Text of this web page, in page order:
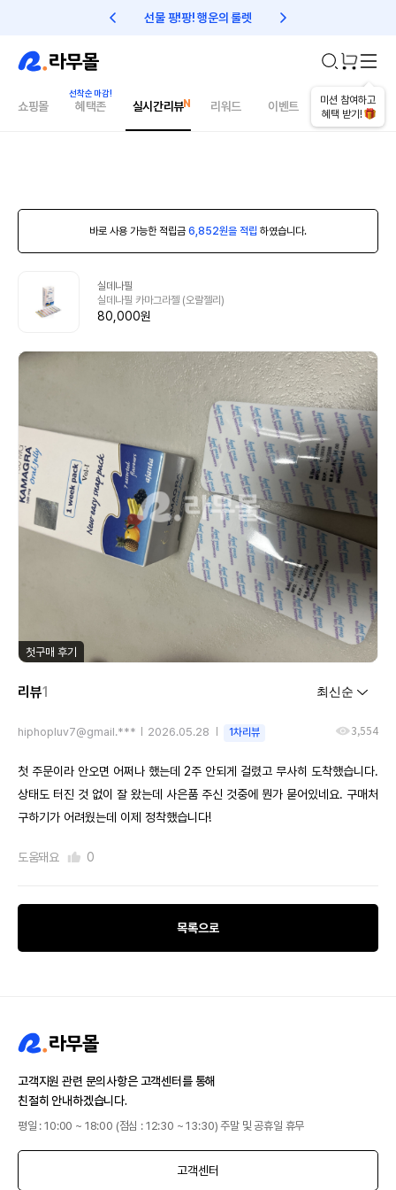
선물 팡!팡! 행운의 룰렛 친구초대 1만원 리워드!
미션 참여하고
혜택 받기!
쇼핑몰 혜택존 실시간리뷰 리워드 이벤트 건강매거진
바로 사용 가능한 적립금 6,852원을 적립 하였습니다.
실데나필
실데나필 카마그라젤 (오랄젤리)
80,000원
첫구매 후기
리뷰1
hiphopluv7@gmail.*** 2026.05.28 1차리뷰 3,554
첫 주문이라 안오면 어쩌나 했는데 2주 안되게 걸렸고 무사히 도착했습니다.
상태도 터진 것 없이 잘 왔는데 사은품 주신 것중에 뭔가 묻어있네요. 구매처
구하기가 어려웠는데 이제 정착했습니다!
도움돼요 0
목록으로
고객지원 관련 문의사항은 고객센터를 통해
친절히 안내하겠습니다.
평일 : 10:00 ~ 18:00 (점심 : 12:30 ~ 13:30) 주말 및 공휴일 휴무
고객센터